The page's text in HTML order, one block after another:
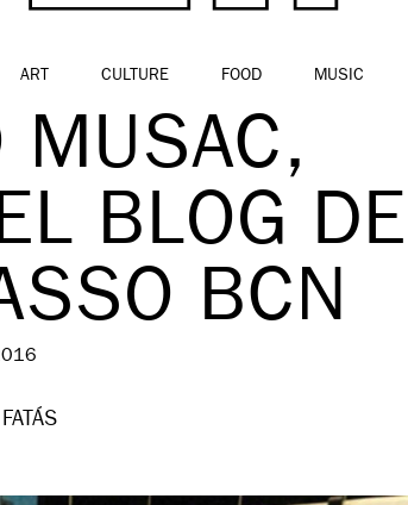
ART CULTURE FOOD MUSIC
MUSAC,
BLOG
BCN